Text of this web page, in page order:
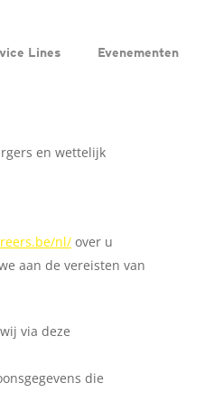
Lines Evenementen
en wettelijk
nl/ over u
aan de vereisten van
via deze
die